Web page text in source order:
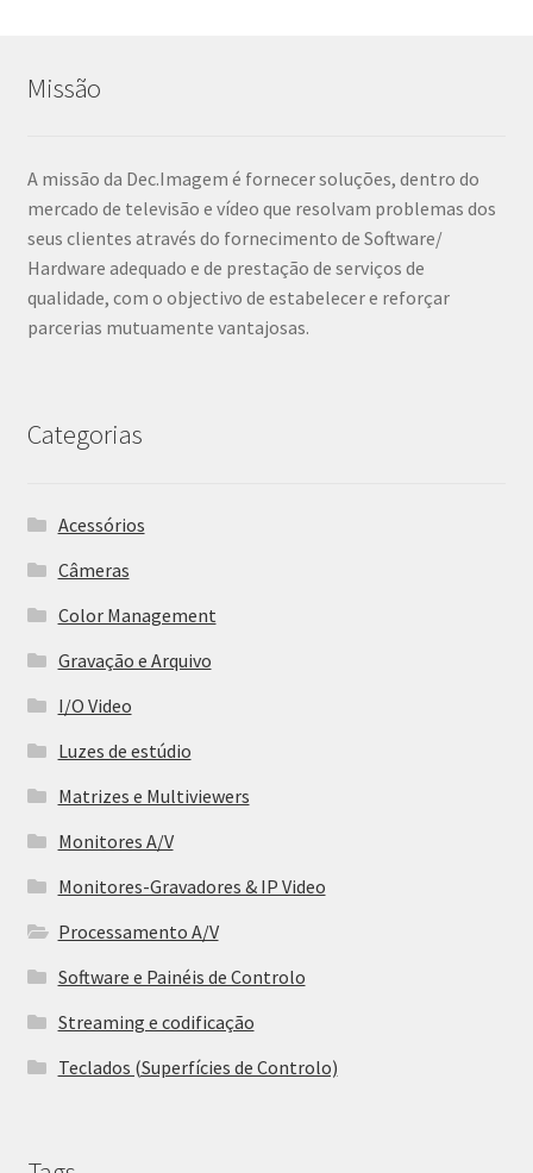
Missão
A missão da Dec.Imagem é fornecer soluções, dentro do
mercado de televisão e vídeo que resolvam problemas dos
seus clientes através do fornecimento de Software/
Hardware adequado e de prestação de serviços de
qualidade, com o objectivo de estabelecer e reforçar
parcerias mutuamente vantajosas.
Categorias
Acessórios
Câmeras
Color Management
Gravação e Arquivo
I/O Video
Luzes de estúdio
Matrizes e Multiviewers
Monitores A/V
Monitores-Gravadores & IP Video
Processamento A/V
Software e Painéis de Controlo
Streaming e codificação
Teclados (Superfícies de Controlo)